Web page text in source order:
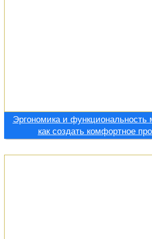
Эргономика и функциональность
как создать комфортное